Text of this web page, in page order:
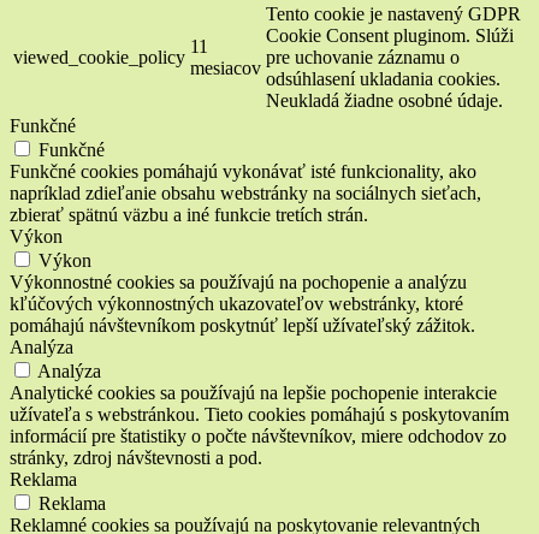
viewed_cookie_policy
11
mesiacov
Tento cookie je nastavený GDPR
Cookie Consent pluginom. Slúži
pre uchovanie záznamu o
odsúhlasení ukladania cookies.
Neukladá žiadne osobné údaje.
Funkčné
Funkčné
Funkčné cookies pomáhajú vykonávať isté funkcionality, ako
napríklad zdieľanie obsahu webstránky na sociálnych sieťach,
zbierať spätnú väzbu a iné funkcie tretích strán.
Výkon
Výkon
Výkonnostné cookies sa používajú na pochopenie a analýzu
kľúčových výkonnostných ukazovateľov webstránky, ktoré
pomáhajú návštevníkom poskytnúť lepší užívateľský zážitok.
Analýza
Analýza
Analytické cookies sa používajú na lepšie pochopenie interakcie
užívateľa s webstránkou. Tieto cookies pomáhajú s poskytovaním
informácií pre štatistiky o počte návštevníkov, miere odchodov zo
stránky, zdroj návštevnosti a pod.
Reklama
Reklama
Reklamné cookies sa používajú na poskytovanie relevantných